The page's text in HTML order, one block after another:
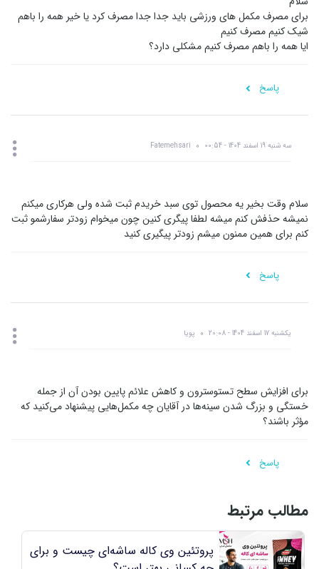
برای مصرف مکمل های ورزشی باید جدا جدا مصرف کرد یا خیر همه را باهم
شیک کنیم مصرف کنیم
ایا همه را باهم مصرف کنیم مشکلی دارد؟
پاسخ
سه شنبه 19 اسفند 1404 - 00:54 Fatemehsari
سلام وقت بخیر یه محصول توی سبد خریدم ثبت شده ولی هرکاری میکنم
نمیشه حذفش کنم میشه لطفا پیگری کنین چون میخوام زودتر سفارشمو ثبت
کنم برای همین ممنون میشم زودتر پیگیری کنید
پاسخ
یکشنبه 17 اسفند 1404 - 20:08 پویا
برای افزایش سطح تستوسترون و کاهش علائم پایین بودن آن از جمله
خستگی و بزرگ شدن سینه‌ها در آقایان چه مکمل‌هایی پیشنهاد می‌کنید که
مؤثر باشند؟
پاسخ
مطالب مرتبط
پروتئین وی کاله ساشه‌ای چیست و برای